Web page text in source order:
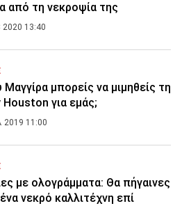
από τη νεκροψία της
2020 13:40
μπορείς να μιμηθείς τη
για εμάς;
2019 11:00
με ολογράμματα: Θα πήγαινες
νεκρό καλλιτέχνη επί